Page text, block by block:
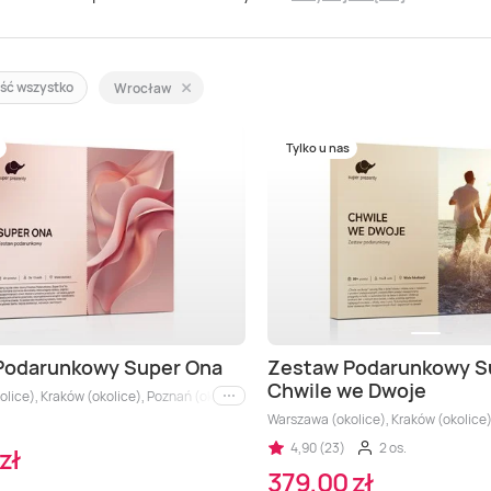
wszystko Wrocław
Super Ona
Kraków (okolice), Poznań (okolice), Wrocław (okolice), Aglomeracja
i inne
Tylko u nas
Zestaw Podarunkowy
Chwile we Dwoje
Warszawa (okolice), Kraków
4,90 (23)
2 os.
379,00 zł